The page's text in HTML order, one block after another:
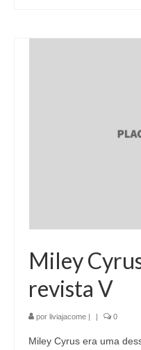
Miley
revista V
por liviajacome | | 0
Miley Cyrus era uma